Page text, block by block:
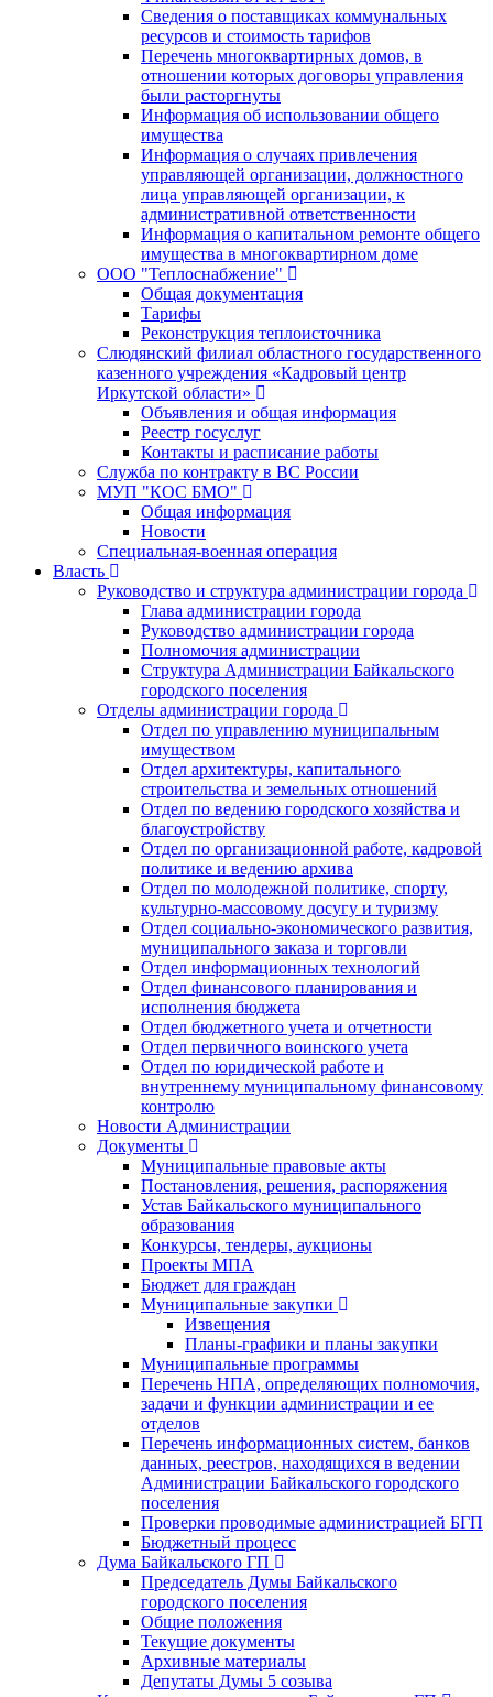
Сведения о поставщиках коммунальных
ресурсов и стоимость тарифов
Перечень многоквартирных домов, в
отношении которых договоры управления
были расторгнуты
Информация об использовании общего
имущества
Информация о случаях привлечения
управляющей организации, должностного
лица управляющей организации, к
административной ответственности
Информация о капитальном ремонте общего
имущества в многоквартирном доме
ООО "Теплоснабжение"
Общая документация
Тарифы
Реконструкция теплоисточника
Слюдянский филиал областного государственного
казенного учреждения «Кадровый центр
Иркутской области»
Объявления и общая информация
Реестр госуслуг
Контакты и расписание работы
Служба по контракту в ВС России
МУП "КОС БМО"
Общая информация
Новости
Специальная-военная операция
Власть
Руководство и структура администрации города
Глава администрации города
Руководство администрации города
Полномочия администрации
Структура Администрации Байкальского
городского поселения
Отделы администрации города
Отдел по управлению муниципальным
имуществом
Отдел архитектуры, капитального
строительства и земельных отношений
Отдел по ведению городского хозяйства и
благоустройству
Отдел по организационной работе, кадровой
политике и ведению архива
Отдел по молодежной политике, спорту,
культурно-массовому досугу и туризму
Отдел социально-экономического развития,
муниципального заказа и торговли
Отдел информационных технологий
Отдел финансового планирования и
исполнения бюджета
Отдел бюджетного учета и отчетности
Отдел первичного воинского учета
Отдел по юридической работе и
внутреннему муниципальному финансовому
контролю
Новости Администрации
Документы
Муниципальные правовые акты
Постановления, решения, распоряжения
Устав Байкальского муниципального
образования
Конкурсы, тендеры, аукционы
Проекты МПА
Бюджет для граждан
Муниципальные закупки
Извещения
Планы-графики и планы закупки
Муниципальные программы
Перечень НПА, определяющих полномочия,
задачи и функции администрации и ее
отделов
Перечень информационных систем, банков
данных, реестров, находящихся в ведении
Администрации Байкальского городского
поселения
Проверки проводимые администрацией БГП
Бюджетный процесс
Дума Байкальского ГП
Председатель Думы Байкальского
городского поселения
Общие положения
Текущие документы
Архивные материалы
Депутаты Думы 5 созыва